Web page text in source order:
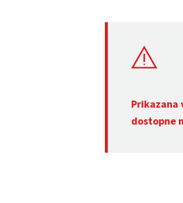
Prikazana
dostopne